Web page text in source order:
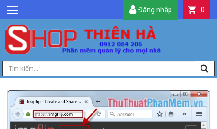
GIỚI THIỆU
TIN TỨC
SẢN PHẨM
DỊCH VỤ
LIÊN HỆ
TIỆN ÍCH
0
Đăng nhập